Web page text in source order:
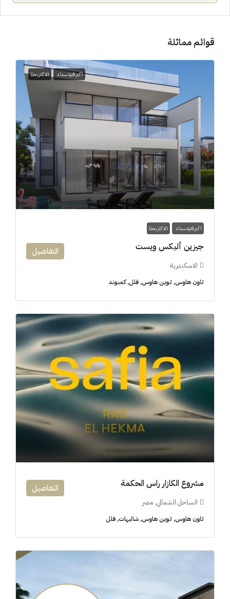
قوائم مماثلة
اكبر فترة سداد الاكثر بحثا
اكبر فترة سداد الاكثر بحثا
جيزين أليكس ويست
الاسكندرية
تاون هاوس, توين هاوس, فلل, كمبوند
التفاصيل
مشروع الكازار راس الحكمة
الساحل الشمالي, مصر
تاون هاوس, توين هاوس, شاليهات, فلل
التفاصيل